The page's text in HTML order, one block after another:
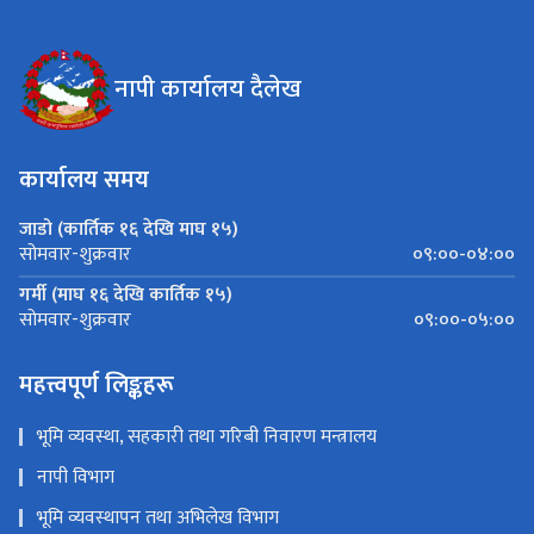
नापी कार्यालय दैलेख
कार्यालय समय
जाडो (कार्तिक १६ देखि माघ १५)
सोमवार-शुक्रवार
०९:००-०४:००
गर्मी (माघ १६ देखि कार्तिक १५)
सोमवार-शुक्रवार ०९:००-०५:००
महत्त्वपूर्ण लिङ्कहरू
भूमि व्यवस्था, सहकारी तथा गरिबी निवारण मन्त्रालय
नापी विभाग
भूमि व्यवस्थापन तथा अभिलेख विभाग